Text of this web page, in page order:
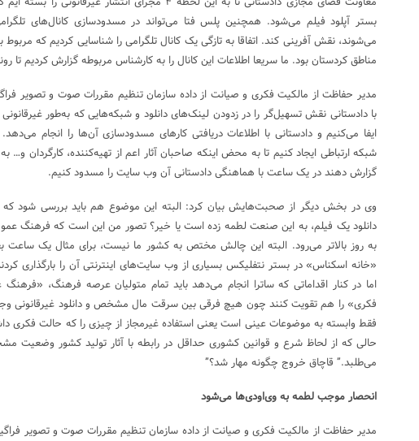
بستر آپلود فیلم می‌شود. همچنین پلس فتا می‌تواند در مسدودسازی کانال‌های
می‌شوند، نقش آفرینی کند. اتفاقا به تازگی یک کانال تلگرامی را شناسایی کردیم که
مناطق کردستان بود. ما سریعا اطلاعات این کانال را به کارشناس مربوطه گزارش کردیم
مدیر حفاظت از مالکیت فکری و صیانت از داده سازمان تنظیم مقررات صوت و تصویر
با دادستانی نقش تسهیل‌گر را در زدودن لینک‌های دانلود و شبکه‌هایی که به‌طور غیرقانونی
ایفا می‌کنیم و دادستانی با اطلاعات دریافتی کارهای مسدودسازی آن‌ها را انجام
شبکه ارتباطی ایجاد کنیم تا به محض اینکه صاحبان آثار اعم از تهیه‌کننده، کارگردان
گزارش دهند در یک ساعت با هماهنگی دادستانی آن وب سایت را مسدود کنیم.
وی در بخش دیگر از صحبت‌هایش بیان کرد: البته این موضوع هم باید بررسی شود که
دانلود یک فیلم، به این صنعت لطمه زده است یا خیر؟ تصور من این است که فرهنگ
به روز بالاتر می‌رود. البته این چالش مختص به کشور ما نیست، برای مثال یک ساعت
«خانه اسکناس» در بستر نتفلیکس بسیاری از وب سایت‌های اینترنتی آن را بارگذاری
اما در کنار اقداماتی که ساترا انجام می‌دهد باید تمام متولیان عرصه فرهنگ، «فرهنگ
فکری» را هم تقویت کنند چون هیچ فرقی بین سرقت مال مشخص و دانلود غیرقانونی
فقط وابسته به موضوعات عینی است یعنی استفاده غیرمجاز از چیزی را که حالت فکری
حالی که از لحاظ شرع و قوانین کشوری حداقل در رابطه با آثار تولید کشور وضعیت
می‌طلبد.” قاچاق خروج چگونه مهار شد؟”
انحصار موجب لطمه به وی‌اودی‌ها می‌شود
مدیر حفاظت از مالکیت فکری و صیانت از داده سازمان تنظیم مقررات صوت و تصویر فراگیر